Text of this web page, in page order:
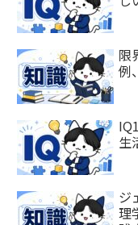
限
例
生
ジ
理